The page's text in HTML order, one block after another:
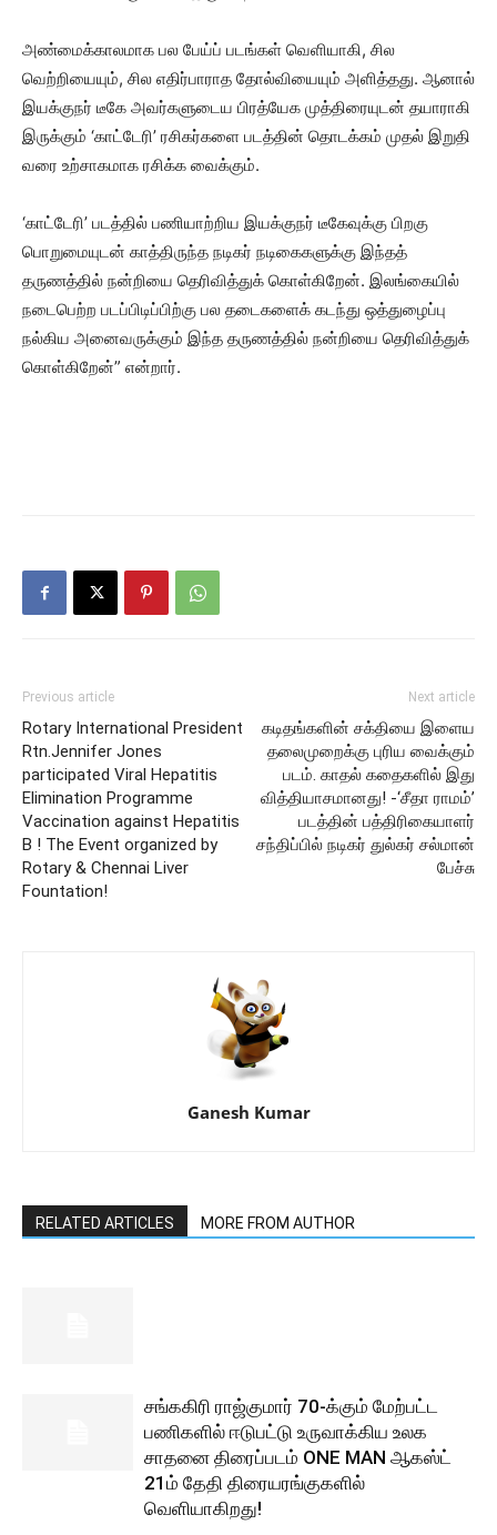
அண்மைக்காலமாக பல பேய்ப் படங்கள் வெளியாகி, சில
வெற்றியையும், சில எதிர்பாராத தோல்வியையும் அளித்தது. ஆனால்
இயக்குநர் டீகே அவர்களுடைய பிரத்யேக முத்திரையுடன் தயாராகி
இருக்கும் ‘காட்டேரி’ ரசிகர்களை படத்தின் தொடக்கம் முதல் இறுதி
வரை உற்சாகமாக ரசிக்க வைக்கும்.
‘காட்டேரி’ படத்தில் பணியாற்றிய இயக்குநர் டீகேவுக்கு பிறகு
பொறுமையுடன் காத்திருந்த நடிகர் நடிகைகளுக்கு இந்தத்
தருணத்தில் நன்றியை தெரிவித்துக் கொள்கிறேன். இலங்கையில்
நடைபெற்ற படப்பிடிப்பிற்கு பல தடைகளைக் கடந்து ஒத்துழைப்பு
நல்கிய அனைவருக்கும் இந்த தருணத்தில் நன்றியை தெரிவித்துக்
கொள்கிறேன்” என்றார்.
Previous article
Rotary International President
Rtn.Jennifer Jones
participated Viral Hepatitis
Elimination Programme
Vaccination against Hepatitis
B ! The Event organized by
Rotary & Chennai Liver
Fountation!
Next article
கடிதங்களின் சக்தியை இளைய
தலைமுறைக்கு புரிய வைக்கும்
படம். காதல் கதைகளில் இது
வித்தியாசமானது! -‘சீதா ராமம்’
படத்தின் பத்திரிகையாளர்
சந்திப்பில் நடிகர் துல்கர் சல்மான்
பேச்சு
Ganesh Kumar
RELATED ARTICLES MORE FROM AUTHOR
சங்ககிரி ராஜ்குமார் 70-க்கும் மேற்பட்ட
பணிகளில் ஈடுபட்டு உருவாக்கிய உலக
சாதனை திரைப்படம் ONE MAN ஆகஸ்ட்
21ம் தேதி திரையரங்குகளில்
வெளியாகிறது!